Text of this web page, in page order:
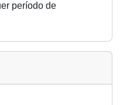
período de